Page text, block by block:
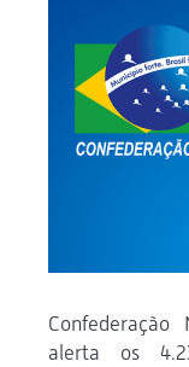
Confederação
alerta os